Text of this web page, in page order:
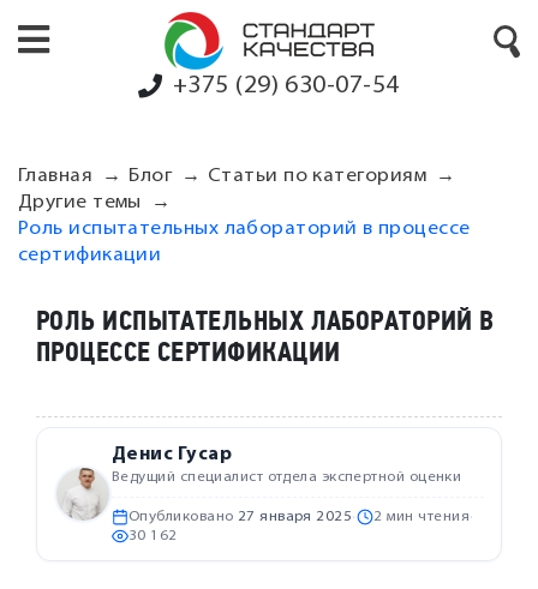
+375 (29) 630-07-54
Главная Блог
Статьи по категориям
Другие темы
Роль испытательных лабораторий в процессе
сертификации
РОЛЬ ИСПЫТАТЕЛЬНЫХ ЛАБОРАТОРИЙ В
ПРОЦЕССЕ СЕРТИФИКАЦИИ
Денис Гусар
Ведущий специалист отдела экспертной оценки
Опубликовано 27 января 2025· 2 мин чтения·
30 162